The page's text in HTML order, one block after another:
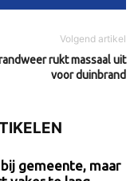
Volgend artikel
rukt massaal uit
voor duinbrand
gemeente, maar